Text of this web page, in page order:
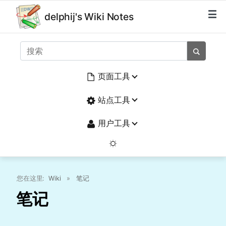
delphij's Wiki Notes
页面工具
站点工具
用户工具
您在这里: Wiki » 笔记
笔记